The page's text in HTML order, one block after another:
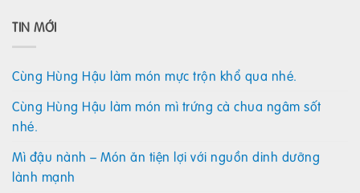
TIN MỚI
Cùng Hùng Hậu làm món mực trộn khổ qua nhé.
Cùng Hùng Hậu làm món mì trứng cà chua ngâm sốt
nhé.
Mì đậu nành – Món ăn tiện lợi với nguồn dinh dưỡng
lành mạnh